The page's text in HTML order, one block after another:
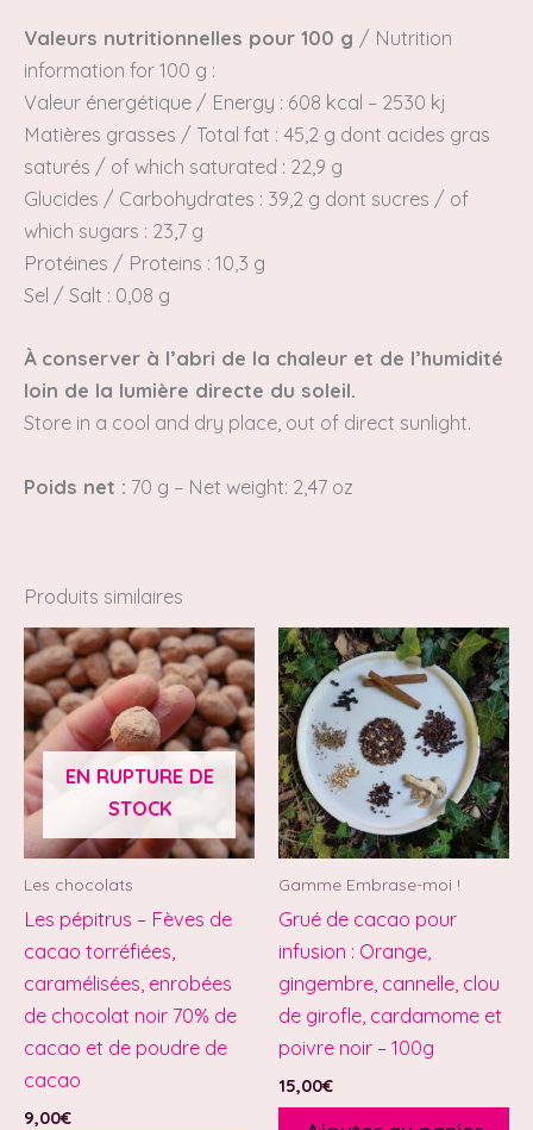
Valeurs nutritionnelles pour 100 g / Nutrition
information for 100 g :
Valeur énergétique / Energy : 608 kcal – 2530 kj
Matières grasses / Total fat : 45,2 g dont acides gras
saturés / of which saturated : 22,9 g
Glucides / Carbohydrates : 39,2 g dont sucres / of
which sugars : 23,7 g
Protéines / Proteins : 10,3 g
Sel / Salt : 0,08 g
À conserver à l’abri de la chaleur et de l’humidité
loin de la lumière directe du soleil.
Store in a cool and dry place, out of direct sunlight.
Poids net : 70 g – Net weight: 2,47 oz
Produits similaires
EN RUPTURE DE
STOCK
Les chocolats
Les pépitrus – Fèves de
cacao torréfiées,
caramélisées, enrobées
de chocolat noir 70% de
cacao et de poudre de
cacao
9,00€
Gamme Embrase-moi !
Grué de cacao pour
infusion : Orange,
gingembre, cannelle, clou
de girofle, cardamome et
poivre noir – 100g
15,00€